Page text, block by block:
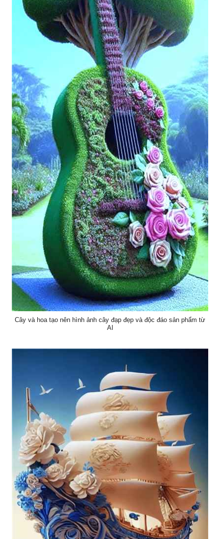
Cây và hoa tạo nên hình ảnh cây đạp đẹp và độc đáo sản phẩm từ
AI